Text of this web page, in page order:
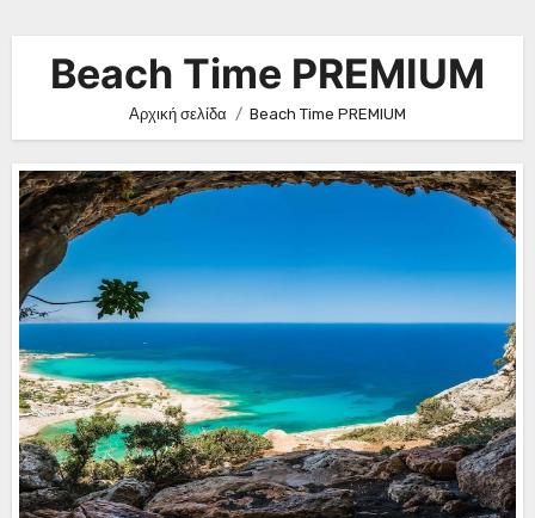
Beach Time PREMIUM
Αρχική σελίδα Beach Time PREMIUM